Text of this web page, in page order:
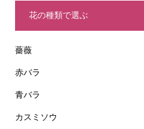
花の種類で選ぶ
薔薇
赤バラ
青バラ
カスミソウ